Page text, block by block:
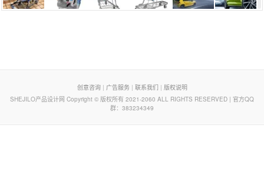
创意咨询| 广告服务| 联系我们 | 版权说明
SHEJILO产品设计网 Copyright © 版权所有 2021-2060 ALL RIGHTS RESERVED | 官方QQ
群：383234349